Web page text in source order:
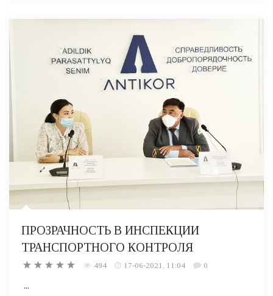
ПРОЗРАЧНОСТЬ В ИНСПЕКЦИИ
ТРАНСПОРТНОГО КОНТРОЛЯ
494 17-06-2021, 11:04 0
...